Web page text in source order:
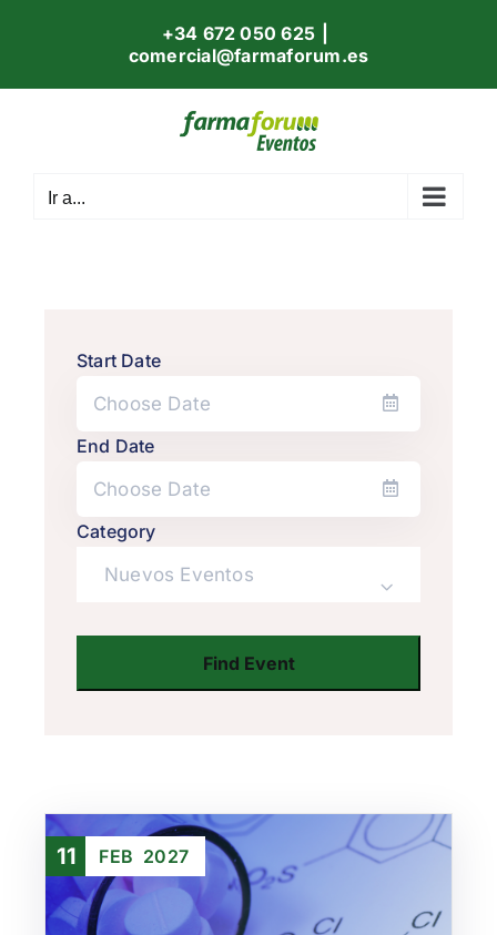
+34 672 050 625
comercial@farmaforum.es
Ir a...
Start Date
End Date
Category
Nuevos Eventos
11 FEB 2027